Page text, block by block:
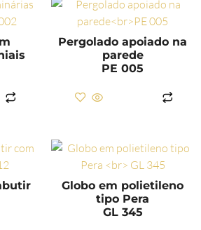
Pergolado apoiado na
parede
PE 005
Globo em polietileno
tipo Pera
GL 345